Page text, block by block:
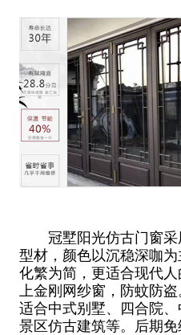
冠墅阳光仿古门窗采
型材，颜色以沉稳深咖
化繁为简，更适合现代
上金刚网纱窗，防蚊防
适合中式别墅、四合院、
景区仿古建筑等。后期免